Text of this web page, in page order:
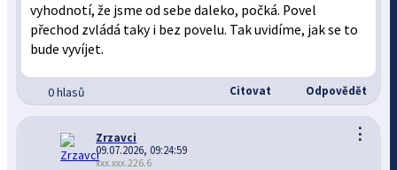
vyhodnotí, že jsme od sebe daleko, počká. Povel
přechod zvládá taky i bez povelu. Tak uvidíme, jak se to
bude vyvíjet.
0 hlasů Citovat Odpovědět
⋮
Zrzavci
09.07.2026, 09:24:59
xxx.xxx.226.6